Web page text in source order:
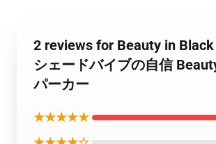
2 reviews for Beauty in
シェードバイブの自信
パーカー
★★★★★